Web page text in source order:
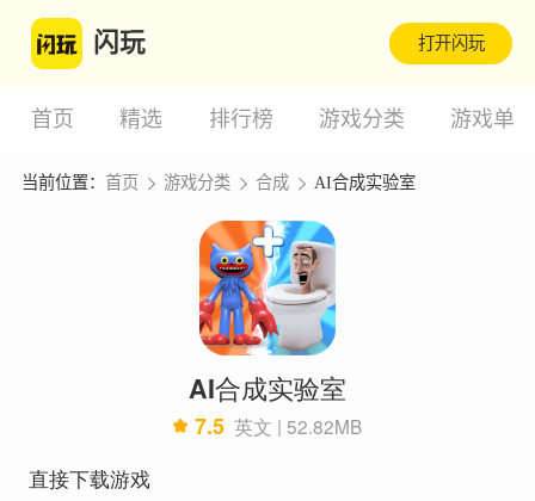
闪玩 打开闪玩
首页 精选 排行榜 游戏分类 游戏单
当前位置： 首页 游戏分类 合成 AI合成实验室
AI合成实验室
7.5 英文 | 52.82MB
直接下载游戏